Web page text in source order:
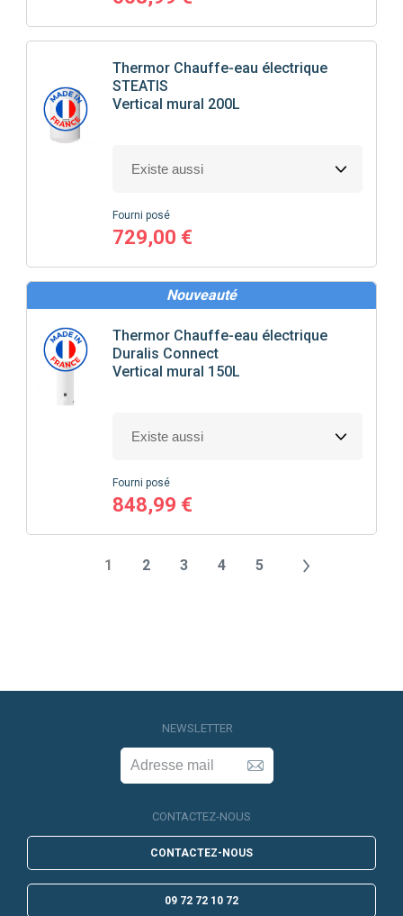
Thermor Chauffe-eau électrique
STEATIS
Vertical mural 200L
Fourni posé
729,00 €
Nouveauté
Thermor Chauffe-eau électrique
Duralis Connect
Vertical mural 150L
Fourni posé
848,99 €
1 2 3 4 5
NEWSLETTER
CONTACTEZ-NOUS
CONTACTEZ-NOUS
09 72 72 10 72